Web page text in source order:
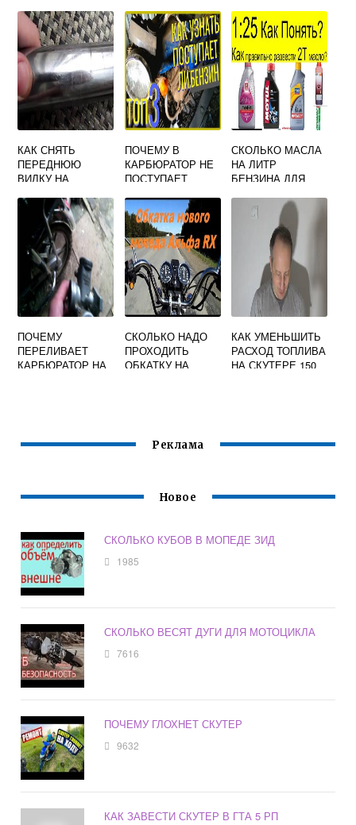
МИНСК
КАК СНЯТЬ
ПЕРЕДНЮЮ
ВИЛКУ НА
ВОСХОД 3М
ПОЧЕМУ В
КАРБЮРАТОР НЕ
ПОСТУПАЕТ
МОТОЦИКЛЕ
УРАЛ
СКОЛЬКО МАСЛА
НА ЛИТР
БЕНЗИНА ДЛЯ
ПОЧЕМУ
ПЕРЕЛИВАЕТ
КАРБЮРАТОР НА
СКОЛЬКО НАДО
ПРОХОДИТЬ
ОБКАТКУ НА
КАК УМЕНЬШИТЬ
РАСХОД ТОПЛИВА
НА СКУТЕРЕ 150
Реклама
Новое
СКОЛЬКО КУБОВ В МОПЕДЕ ЗИД
1985
СКОЛЬКО ВЕСЯТ ДУГИ ДЛЯ МОТОЦИКЛА
7616
ПОЧЕМУ ГЛОХНЕТ СКУТЕР
9632
КАК ЗАВЕСТИ СКУТЕР В ГТА 5 РП